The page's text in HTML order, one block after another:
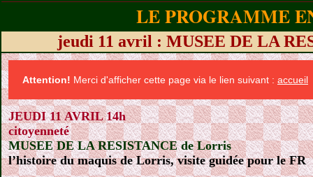
LE PROGRAMME
jeudi 11 avril : MUSEE DE LA
Attention! Merci d'afficher cette page via le lien suivant : accueil
JEUDI 11 AVRIL 14h
citoyenneté
MUSEE DE LA RESISTANCE de Lorris
l’histoire du maquis de Lorris, visite guidée pour le FR